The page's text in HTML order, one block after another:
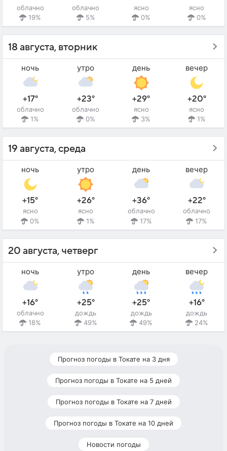
облачно
19%
облачно
5%
ясно
0%
ясно
0%
18 августа, вторник
ночь
+17°
облачно
1%
утро
+23°
облачно
0%
день
+29°
ясно
3%
вечер
+20°
ясно
1%
19 августа, среда
ночь
+15°
ясно
0%
утро
+26°
ясно
1%
день
+36°
облачно
17%
вечер
+22°
облачно
17%
20 августа, четверг
ночь
+16°
облачно
18%
утро
+25°
дождь
49%
день
+25°
дождь
49%
вечер
+16°
дождь
24%
Прогноз погоды в Токате на 3 дня
Прогноз погоды в Токате на 5 дней
Прогноз погоды в Токате на 7 дней
Прогноз погоды в Токате на 10 дней
Новости погоды